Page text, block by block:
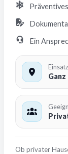
Ein
Ob privater